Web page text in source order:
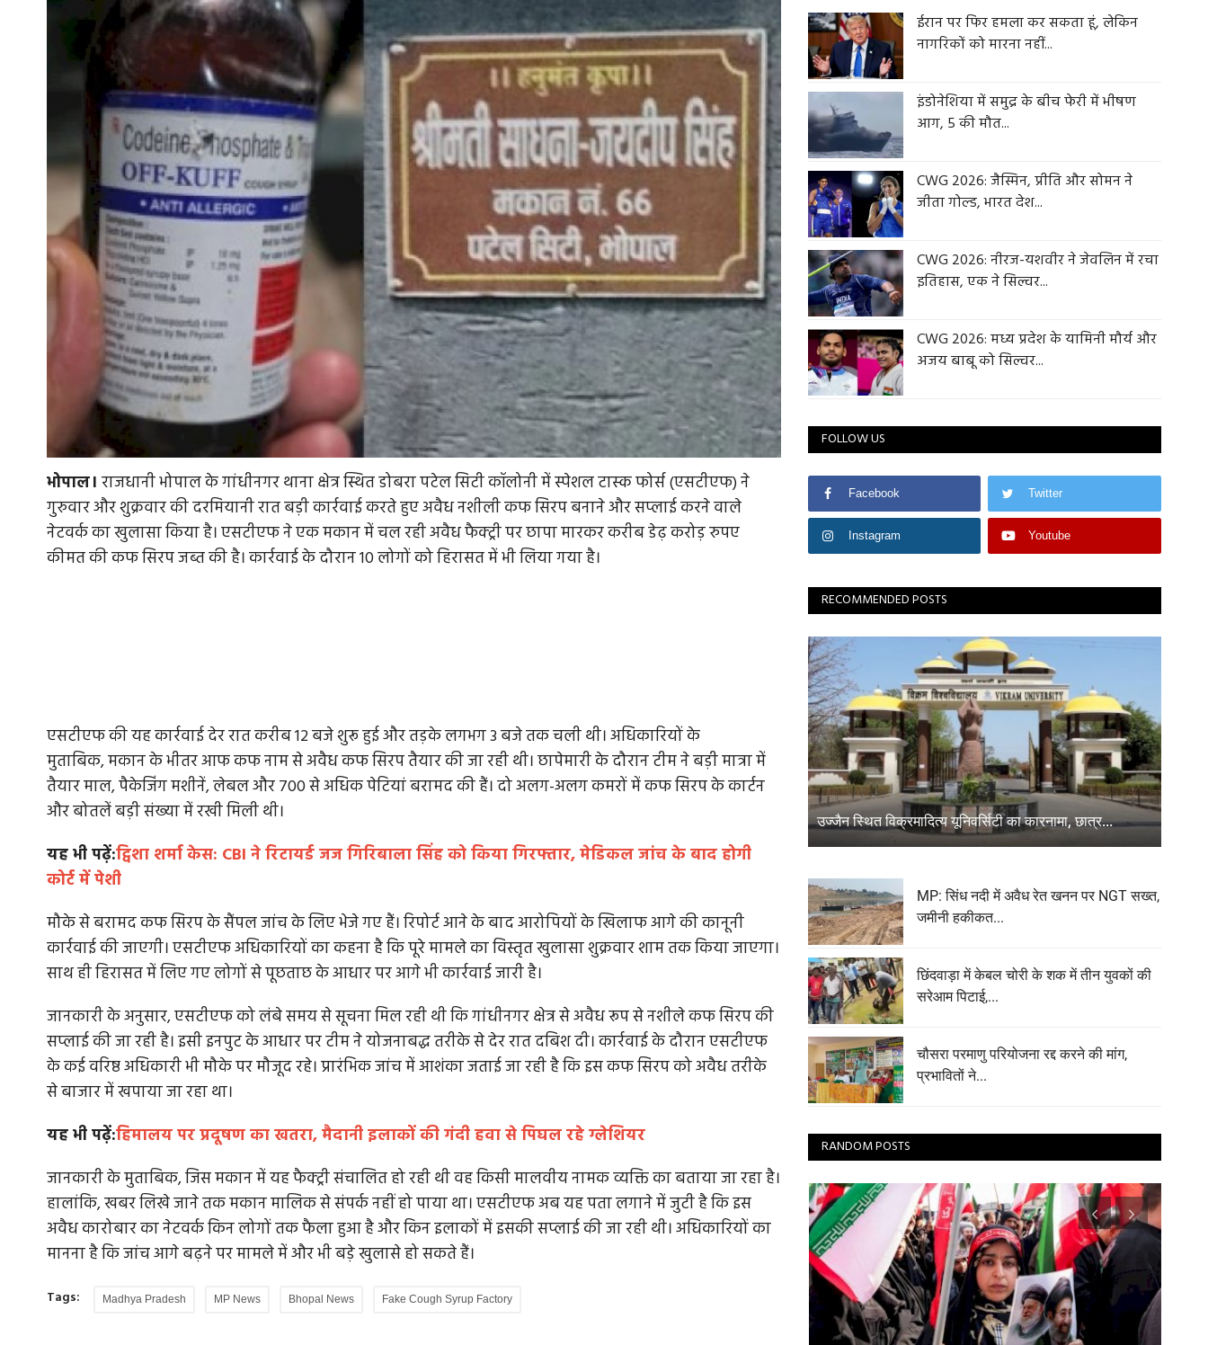
भोपाल। राजधानी भोपाल के गांधीनगर थाना क्षेत्र स्थित डोबरा पटेल सिटी कॉलोनी में स्पेशल टास्क फोर्स (एसटीएफ) ने
गुरुवार और शुक्रवार की दरमियानी रात बड़ी कार्रवाई करते हुए अवैध नशीली कफ सिरप बनाने और सप्लाई करने वाले
नेटवर्क का खुलासा किया है। एसटीएफ ने एक मकान में चल रही अवैध फैक्ट्री पर छापा मारकर करीब डेढ़ करोड़ रुपए
कीमत की कफ सिरप जब्त की है। कार्रवाई के दौरान 10 लोगों को हिरासत में भी लिया गया है।
एसटीएफ की यह कार्रवाई देर रात करीब 12 बजे शुरू हुई और तड़के लगभग 3 बजे तक चली थी। अधिकारियों के
मुताबिक, मकान के भीतर आफ कफ नाम से अवैध कफ सिरप तैयार की जा रही थी। छापेमारी के दौरान टीम ने बड़ी मात्रा में
तैयार माल, पैकेजिंग मशीनें, लेबल और 700 से अधिक पेटियां बरामद की हैं। दो अलग-अलग कमरों में कफ सिरप के कार्टन
और बोतलें बड़ी संख्या में रखी मिली थी।
यह भी पढ़ें:ट्विशा शर्मा केस: CBI ने रिटायर्ड जज गिरिबाला सिंह को किया गिरफ्तार, मेडिकल जांच के बाद होगी
कोर्ट में पेशी
मौके से बरामद कफ सिरप के सैंपल जांच के लिए भेजे गए हैं। रिपोर्ट आने के बाद आरोपियों के खिलाफ आगे की कानूनी
कार्रवाई की जाएगी। एसटीएफ अधिकारियों का कहना है कि पूरे मामले का विस्तृत खुलासा शुक्रवार शाम तक किया जाएगा।
साथ ही हिरासत में लिए गए लोगों से पूछताछ के आधार पर आगे भी कार्रवाई जारी है।
जानकारी के अनुसार, एसटीएफ को लंबे समय से सूचना मिल रही थी कि गांधीनगर क्षेत्र से अवैध रूप से नशीले कफ सिरप की
सप्लाई की जा रही है। इसी इनपुट के आधार पर टीम ने योजनाबद्ध तरीके से देर रात दबिश दी। कार्रवाई के दौरान एसटीएफ
के कई वरिष्ठ अधिकारी भी मौके पर मौजूद रहे। प्रारंभिक जांच में आशंका जताई जा रही है कि इस कफ सिरप को अवैध तरीके
से बाजार में खपाया जा रहा था।
यह भी पढ़ें:हिमालय पर प्रदूषण का खतरा, मैदानी इलाकों की गंदी हवा से पिघल रहे ग्लेशियर
जानकारी के मुताबिक, जिस मकान में यह फैक्ट्री संचालित हो रही थी वह किसी मालवीय नामक व्यक्ति का बताया जा रहा है।
हालांकि, खबर लिखे जाने तक मकान मालिक से संपर्क नहीं हो पाया था। एसटीएफ अब यह पता लगाने में जुटी है कि इस
अवैध कारोबार का नेटवर्क किन लोगों तक फैला हुआ है और किन इलाकों में इसकी सप्लाई की जा रही थी। अधिकारियों का
मानना है कि जांच आगे बढ़ने पर मामले में और भी बड़े खुलासे हो सकते हैं।
Tags: Madhya Pradesh MP News Bhopal News Fake Cough Syrup Factory
ईरान पर फिर हमला कर सकता हूं, लेकिन
नागरिकों को मारना नहीं...
इंडोनेशिया में समुद्र के बीच फेरी में भीषण
आग, 5 की मौत...
CWG 2026: जैस्मिन, प्रीति और सोमन ने
जीता गोल्ड, भारत देश...
CWG 2026: नीरज-यशवीर ने जेवलिन में रचा
इतिहास, एक ने सिल्वर...
CWG 2026: मध्य प्रदेश के यामिनी मौर्य और
अजय बाबू को सिल्वर...
FOLLOW US
Facebook Twitter
Instagram Youtube
RECOMMENDED POSTS
उज्जैन स्थित विक्रमादित्य यूनिवर्सिटी का कारनामा, छात्र...
MP: सिंध नदी में अवैध रेत खनन पर NGT सख्त,
जमीनी हकीकत...
छिंदवाड़ा में केबल चोरी के शक में तीन युवकों की
सरेआम पिटाई,...
चौसरा परमाणु परियोजना रद्द करने की मांग,
प्रभावितों ने...
RANDOM POSTS